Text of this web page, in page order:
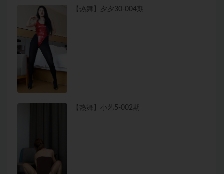
【热舞】夕夕30-004期
【热舞】小艺5-002期